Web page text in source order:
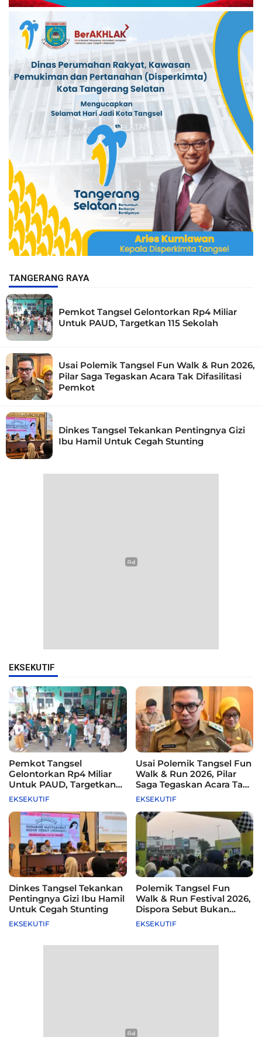
TANGERANG RAYA
Pemkot Tangsel Gelontorkan Rp4 Miliar
Untuk PAUD, Targetkan 115 Sekolah
Usai Polemik Tangsel Fun Walk & Run 2026,
Pilar Saga Tegaskan Acara Tak Difasilitasi
Pemkot
Dinkes Tangsel Tekankan Pentingnya Gizi
Ibu Hamil Untuk Cegah Stunting
EKSEKUTIF
Pemkot Tangsel
Gelontorkan Rp4 Miliar
Untuk PAUD, Targetkan
115 Sekolah
EKSEKUTIF
Usai Polemik Tangsel Fun
Walk & Run 2026, Pilar
Saga Tegaskan Acara Tak
Difasilitasi Pemkot
EKSEKUTIF
Dinkes Tangsel Tekankan
Pentingnya Gizi Ibu Hamil
Untuk Cegah Stunting
EKSEKUTIF
Polemik Tangsel Fun
Walk & Run Festival 2026,
Dispora Sebut Bukan
Agenda Pemkot
EKSEKUTIF